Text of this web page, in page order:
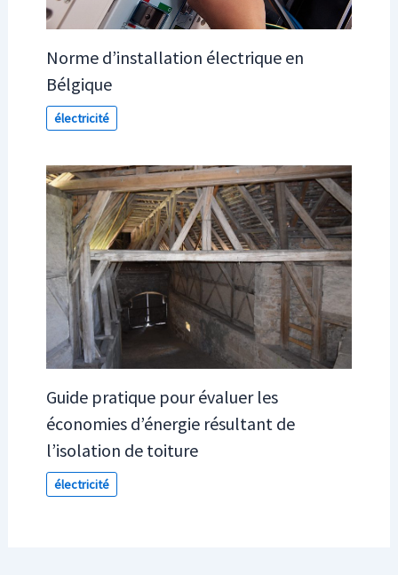
Norme d’installation électrique en
Bélgique
électricité
Guide pratique pour évaluer les
économies d’énergie résultant de
l’isolation de toiture
électricité